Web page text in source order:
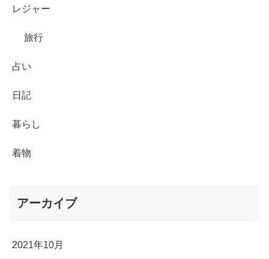
レジャー
旅行
占い
日記
暮らし
着物
アーカイブ
2021年10月